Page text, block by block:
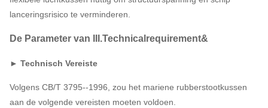
lanceringsrisico te verminderen.
De Parameter van III.Technicalrequirement&
► Technisch Vereiste
Volgens CB/T 3795--1996, zou het mariene rubberstootkussen
aan de volgende vereisten moeten voldoen.